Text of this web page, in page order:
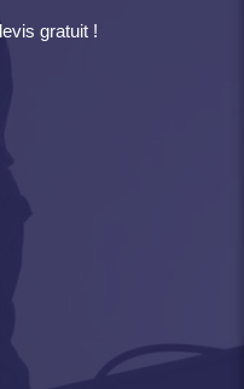
gratuit !